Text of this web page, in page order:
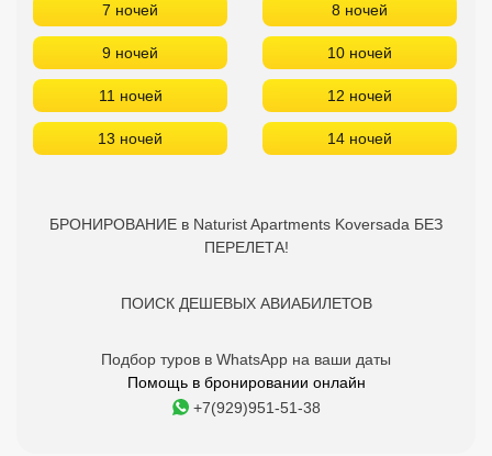
7 ночей 8 ночей
9 ночей 10 ночей
11 ночей 12 ночей
13 ночей 14 ночей
БРОНИРОВАНИЕ в Naturist Apartments Koversada БЕЗ
ПЕРЕЛЕТА!
ПОИСК ДЕШЕВЫХ АВИАБИЛЕТОВ
Подбор туров в WhatsApp на ваши даты
Помощь в бронировании онлайн
+7(929)951-51-38